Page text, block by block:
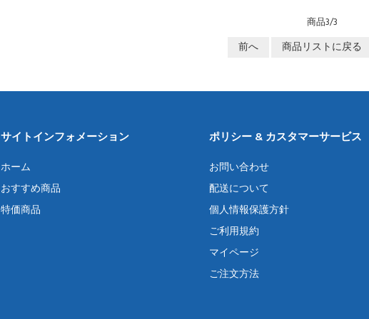
商品3/3
前へ 商品リストに戻る
サイトインフォメーション
ホーム
おすすめ商品
特価商品
ポリシー & カスタマーサービス
お問い合わせ
配送について
個人情報保護方針
ご利用規約
マイページ
ご注文方法